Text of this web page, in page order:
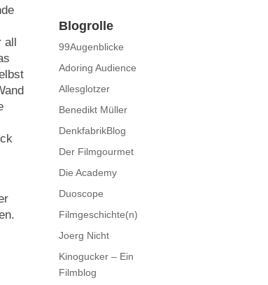
Blogrolle
99Augenblicke
Adoring Audience
Allesglotzer
Benedikt Müller
DenkfabrikBlog
Der Filmgourmet
Die Academy
Duoscope
Filmgeschichte(n)
Joerg Nicht
Kinogucker – Ein
Filmblog